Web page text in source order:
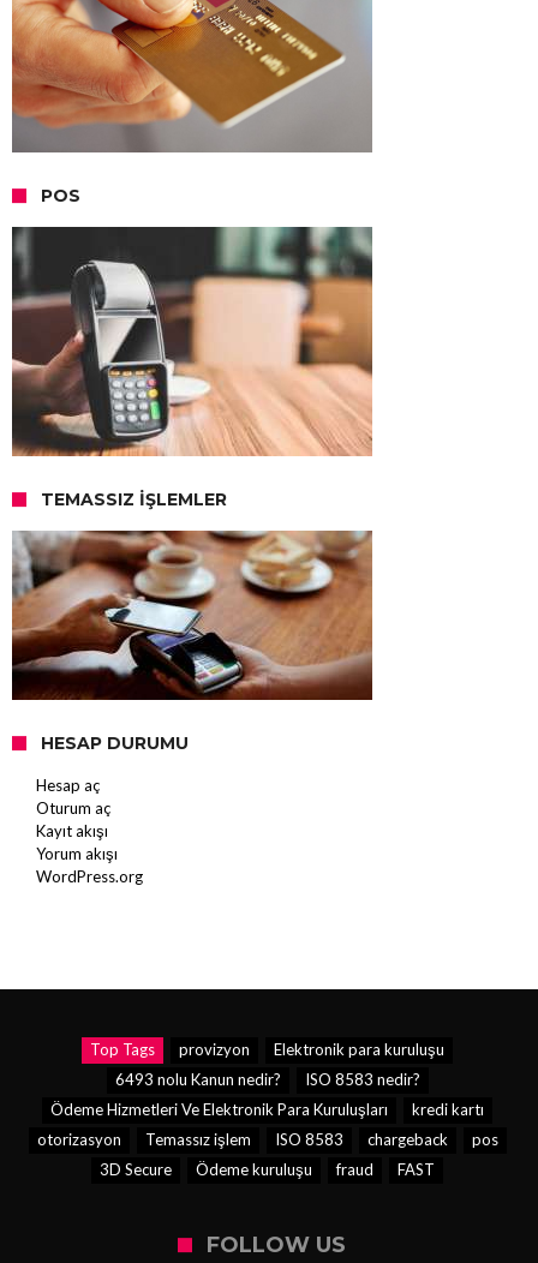
POS
TEMASSIZ İŞLEMLER
HESAP DURUMU
Hesap aç
Oturum aç
Kayıt akışı
Yorum akışı
WordPress.org
Top Tags provizyon
Elektronik para kuruluşu
6493 nolu Kanun nedir?
ISO 8583 nedir?
Ödeme Hizmetleri Ve Elektronik Para Kuruluşları
kredi kartı
otorizasyon
Temassız işlem ISO 8583 chargeback
pos
3D Secure
Ödeme kuruluşu fraud FAST
FOLLOW US